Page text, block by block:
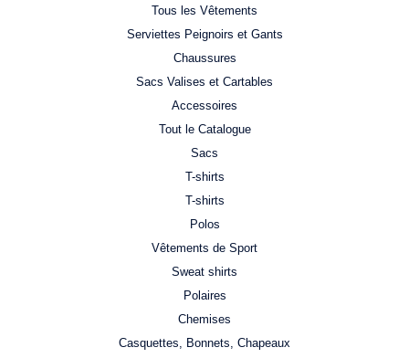
Tous les Vêtements
Serviettes Peignoirs et Gants
Chaussures
Sacs Valises et Cartables
Accessoires
Tout le Catalogue
Sacs
T-shirts
T-shirts
Polos
Vêtements de Sport
Sweat shirts
Polaires
Chemises
Casquettes, Bonnets, Chapeaux